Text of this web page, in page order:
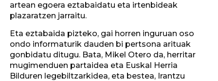
artean egoera eztabaidatu eta irtenbideak
plazaratzen jarraitu.
Eta eztabaida pizteko, gai horren inguruan oso
ondo informaturik dauden bi pertsona arituak
gonbidatu ditugu. Bata, Mikel Otero da, herritar
mugimenduen partaidea eta Euskal Herria
Bilduren legebiltzarkidea, eta bestea, Irantzu